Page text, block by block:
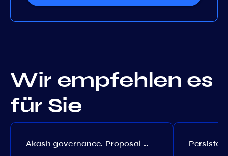
Wir empfehlen es
für Sie
Akash governance. Proposal №308